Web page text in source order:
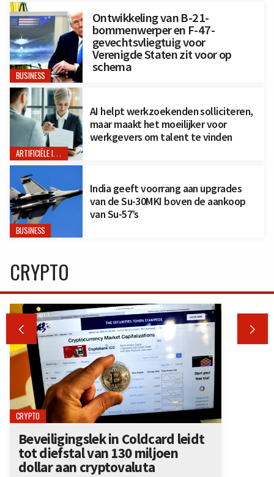
BUSINESS
Ontwikkeling van B-21-
bommenwerper en F-47-
gevechtsvliegtuig voor
Verenigde Staten zit voor op
schema
ARTIFICIËLE INTELLIGENTIE
AI helpt werkzoekenden solliciteren,
maar maakt het moeilijker voor
werkgevers om talent te vinden
BUSINESS
India geeft voorrang aan upgrades
van de Su-30MKI boven de aankoop
van Su-57’s
CRYPTO
 
CRYPTO
Beveiligingslek in Coldcard leidt
tot diefstal van 130 miljoen
dollar aan cryptovaluta